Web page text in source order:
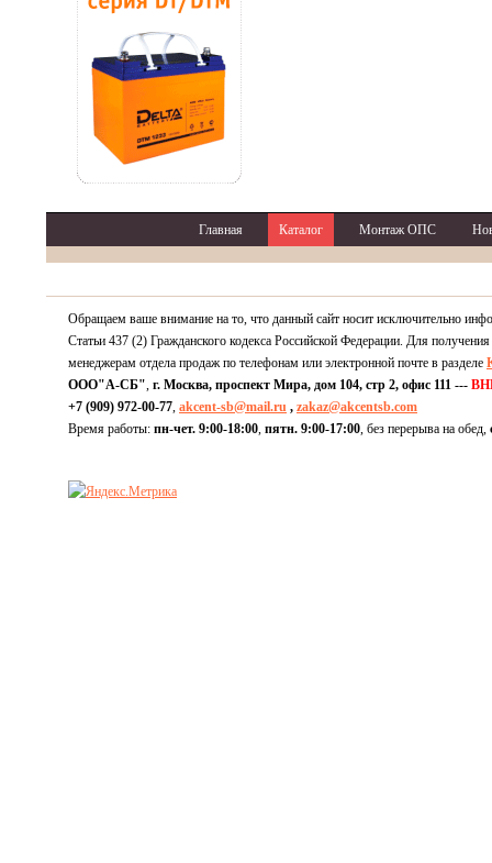
Главная Каталог Монтаж ОПС
Обращаем ваше внимание на то, что данный сайт носит исключительно
Статьи 437 (2) Гражданского кодекса Российской Федерации. Для
менеджерам отдела продаж по телефонам или электронной почте в разделе
ООО"А-СБ", г. Москва, проспект Мира, дом 104, стр 2, офис 111 ---
+7 (909) 972-00-77, akcent-sb@mail.ru , zakaz@akcentsb.com
Время работы: пн-чет. 9:00-18:00, пятн. 9:00-17:00, без перерыва на обед,